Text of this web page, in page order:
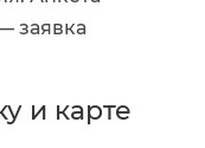
заявка
и карте